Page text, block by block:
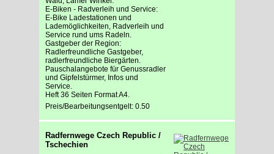
E-Biken - Radverleih und Service:
E-Bike Ladestationen und
Lademöglichkeiten, Radverleih und
Service rund ums Radeln.
Gastgeber der Region:
Radlerfreundliche Gastgeber,
radlerfreundliche Biergärten.
Pauschalangebote für Genussradler
und Gipfelstürmer, Infos und
Service.
Heft 36 Seiten Format A4.
Preis/Bearbeitungsentgelt: 0.50
Radfernwege Czech Republic /
Tschechien